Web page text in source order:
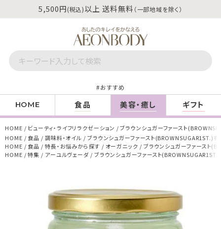
5,500円(税込)以上 送料無料 （一部地域を除く）
おすすめ
HOME 食品 美容・癒し ギフト
HOME ビューティ・ライフリラクゼーション
ブラウンシュガーファースト
HOME
食品 調味料・オイル
ブラウンシュガーファースト(BROWNSUGAR1ST.)
HOME
食品 特長・お悩みから探す オーガニック
ブラウンシュガーファースト
HOME
特集 アーユルヴェーダ ブラウンシュガーファースト